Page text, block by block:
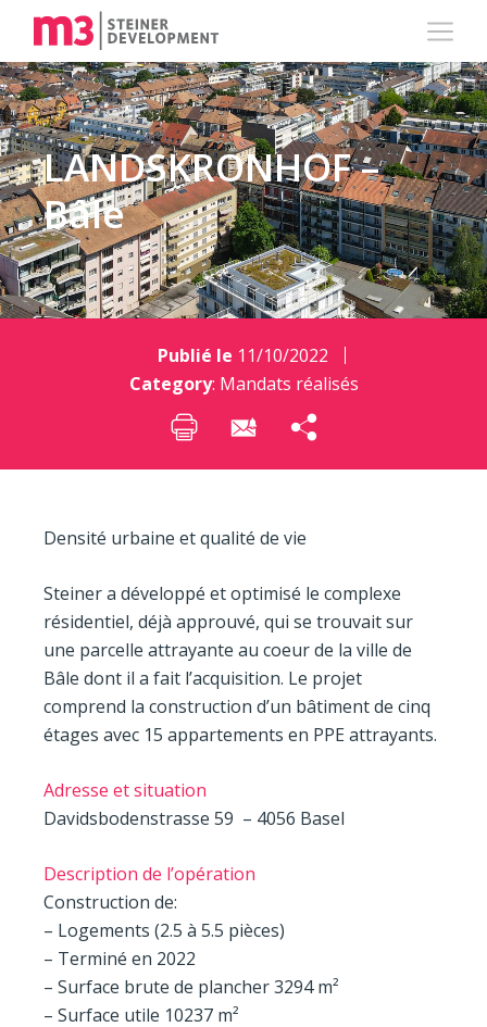
LANDSKRONHOF –
Bâle
Publié le 11/10/2022
Category: Mandats réalisés
Densité urbaine et qualité de vie
Steiner a développé et optimisé le complexe
résidentiel, déjà approuvé, qui se trouvait sur
une parcelle attrayante au coeur de la ville de
Bâle dont il a fait l’acquisition. Le projet
comprend la construction d’un bâtiment de cinq
étages avec 15 appartements en PPE attrayants.
Adresse et situation
Davidsbodenstrasse 59 – 4056 Basel
Description de l’opération
Construction de:
– Logements (2.5 à 5.5 pièces)
– Terminé en 2022
– Surface brute de plancher 3294 m²
– Surface utile 10237 m²